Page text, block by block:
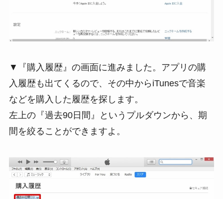
▼『購入履歴』の画面に進みました。アプリの購
入履歴も出てくるので、その中からiTunesで音楽
などを購入した履歴を探します。
左上の『過去90日間』というプルダウンから、期
間を絞ることができますよ。